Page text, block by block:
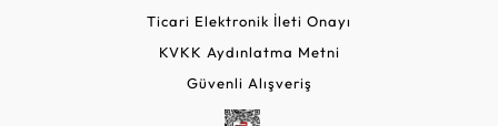
Ticari Elektronik İleti Onayı
KVKK Aydınlatma Metni
Güvenli Alışveriş